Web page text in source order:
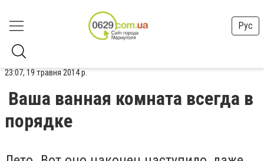
Рус
23:07, 19 травня 2014 р.
Ваша ванная комната всегда в
порядке